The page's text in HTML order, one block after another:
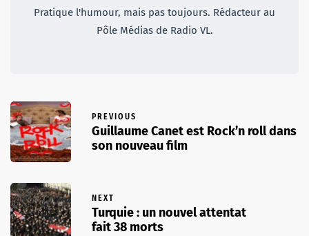
Pratique l'humour, mais pas toujours. Rédacteur au
Pôle Médias de Radio VL.
PREVIOUS
Guillaume Canet est Rock’n roll dans
son nouveau film
NEXT
Turquie : un nouvel attentat
fait 38 morts